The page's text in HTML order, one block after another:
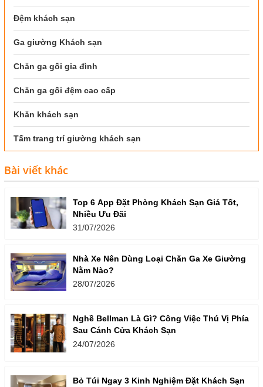
Đệm khách sạn
Ga giường Khách sạn
Chăn ga gối gia đình
Chăn ga gối đệm cao cấp
Khăn khách sạn
Tấm trang trí giường khách sạn
Bài viết khác
Top 6 App Đặt Phòng Khách Sạn Giá Tốt,
Nhiều Ưu Đãi
31/07/2026
Nhà Xe Nên Dùng Loại Chăn Ga Xe Giường
Nằm Nào?
28/07/2026
Nghề Bellman Là Gì? Công Việc Thú Vị Phía
Sau Cánh Cửa Khách Sạn
24/07/2026
Bỏ Túi Ngay 3 Kinh Nghiệm Đặt Khách Sạn